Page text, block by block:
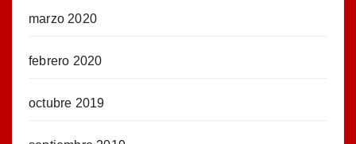
marzo 2020
febrero 2020
octubre 2019